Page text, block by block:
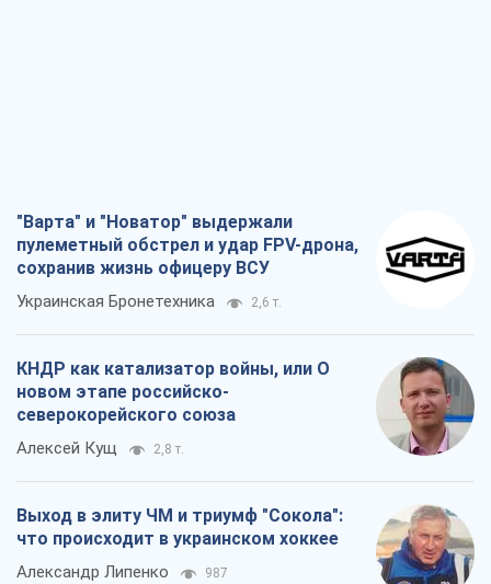
"Варта" и "Новатор" выдержали
пулеметный обстрел и удар FPV-дрона,
сохранив жизнь офицеру ВСУ
Украинская Бронетехника 2,6 т.
КНДР как катализатор войны, или О
новом этапе российско-
северокорейского союза
Алексей Кущ 2,8 т.
Выход в элиту ЧМ и триумф "Сокола":
что происходит в украинском хоккее
Александр Липенко 987